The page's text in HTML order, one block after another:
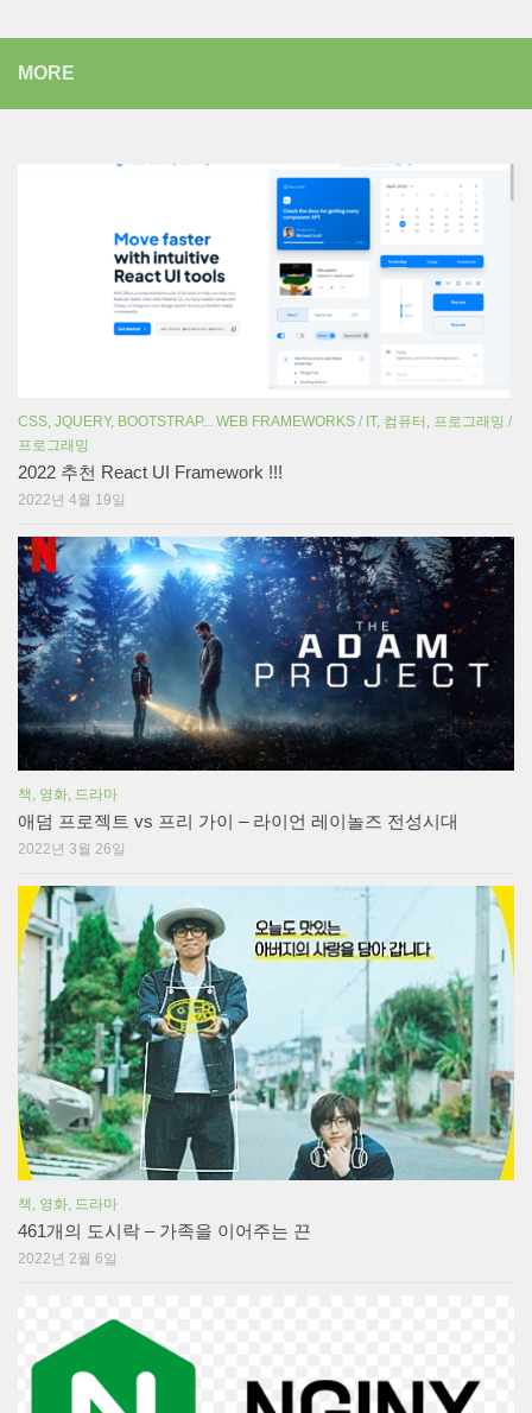
MORE
CSS, JQUERY, BOOTSTRAP... WEB FRAMEWORKS / IT, 컴퓨터, 프로그래밍 /
프로그래밍
2022 추천 React UI Framework !!!
2022년 4월 19일
책, 영화, 드라마
애덤 프로젝트 vs 프리 가이 – 라이언 레이놀즈 전성시대
2022년 3월 26일
책, 영화, 드라마
461개의 도시락 – 가족을 이어주는 끈
2022년 2월 6일